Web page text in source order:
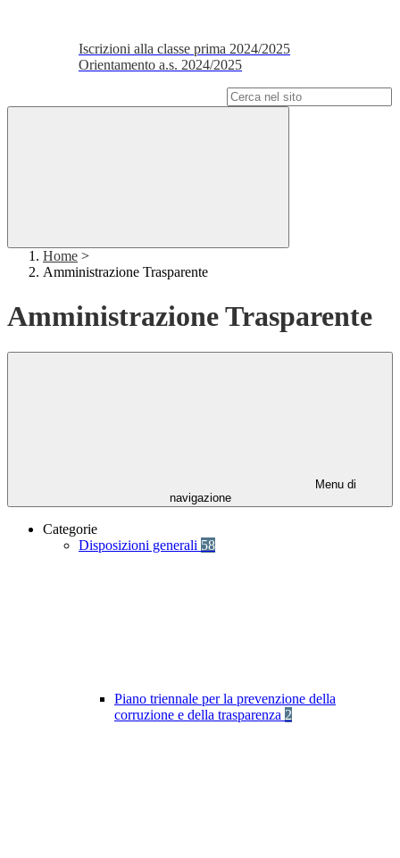
Iscrizioni alla classe prima 2024/2025
Orientamento a.s. 2024/2025
Home >
Amministrazione Trasparente
Amministrazione Trasparente
Menu di
navigazione
Categorie
Disposizioni generali 58
Piano triennale per la prevenzione della
corruzione e della trasparenza 2